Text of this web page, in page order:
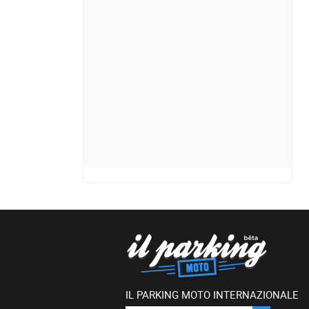
IL PARKING MOTO INTERNAZIONALE